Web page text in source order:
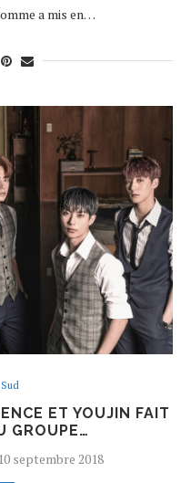
a mis en…
ET YOUJIN FAIT
GROUPE…
10 septembre 2018